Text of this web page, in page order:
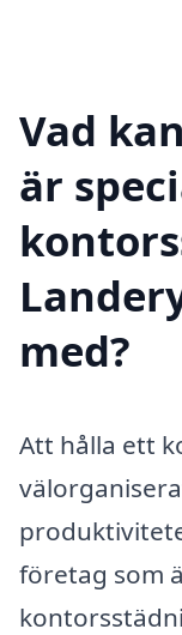
Vad
är
med?
Att hålla ett
företag som